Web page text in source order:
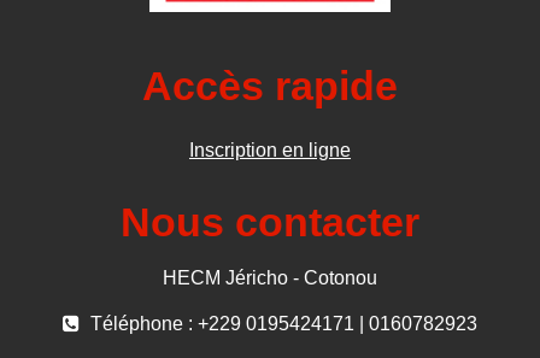
Accès rapide
Inscription en ligne
Nous contacter
HECM Jéricho - Cotonou
Téléphone : +229 0195424171 | 0160782923